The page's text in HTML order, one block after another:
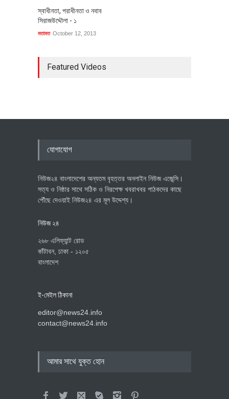
স্বাধীনতা, পরাধীনতা ও নবাব
সিরাজউদ্দৌলা - ১
মতামত October 12, 2013
Featured Videos
যোগাযোগ
নিউজ২৪ বাংলাদেশের অন্যতম বৃহত্তর অনলাইন নিউজ এজেন্সি।
সত্য ও নিষ্ঠার সাথে সঠিক ও নিরপেক্ষ খবরাখবর পাঠকদের কাছে
পৌঁছে দেওয়াই নিউজ২৪ এর মূল উদ্দেশ্য।
নিউজ ২৪
২৬৮ এলিফ্যান্ট রোড
কাঁটাবন, ঢাকা - ১২০৫
বাংলাদেশ
ই-মেইল ঠিকানা
editor@news24.info
contact@news24.info
আমার সাথে যুক্ত হোন